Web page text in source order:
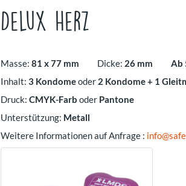
Delux Herz
Masse: 81 x 77 mm Dicke: 26 mm
Ab
Inhalt: 3 Kondomeoder2 Kondome + 1
Druck: CMYK-Farb oderPantone
Unterstützung: Metall
Weitere Informationen auf Anfrage :